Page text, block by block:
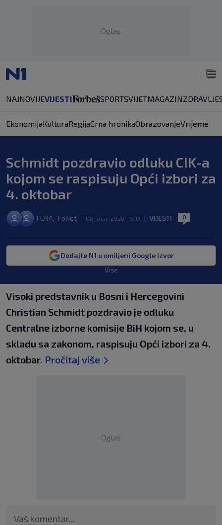
Oglas
NAJNOVIJEVIJESTI SPORTSVIJETMAGAZINZDRAVLJE
EkonomijaKulturaRegijaCrna hronikaObrazovanjeVrijeme
Schmidt pozdravio odluku CIK-a
kojom se raspisuju Opći izbori za
4. oktobar
FENA, FoNet 08. maj. 2026. 15:17 VIJESTI 0
Dodajte N1 u omiljeni Google izvor
Više
Visoki predstavnik u Bosni i Hercegovini
Christian Schmidt pozdravio je odluku
Centralne izborne komisije BiH kojom se, u
skladu sa zakonom, raspisuju Opći izbori za 4.
oktobar. Pročitaj više
Oglas